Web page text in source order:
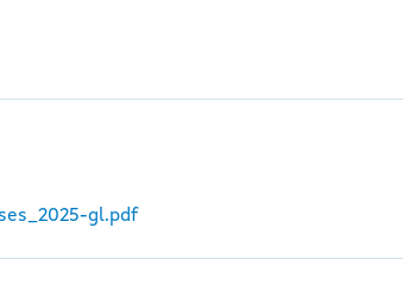
gl.pdf